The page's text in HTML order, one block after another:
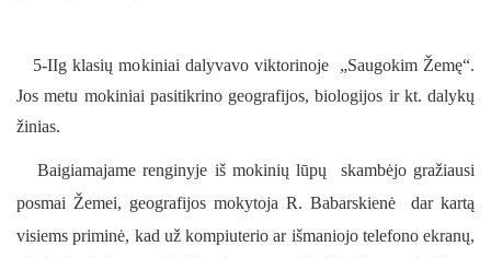
5-IIg klasių mokiniai dalyvavo viktorinoje „Saugokim Žemę“.
Jos metu mokiniai pasitikrino geografijos, biologijos ir kt. dalykų
žinias.
Baigiamajame renginyje iš mokinių lūpų skambėjo gražiausi
posmai Žemei, geografijos mokytoja R. Babarskienė dar kartą
visiems priminė, kad už kompiuterio ar išmaniojo telefono ekranų,